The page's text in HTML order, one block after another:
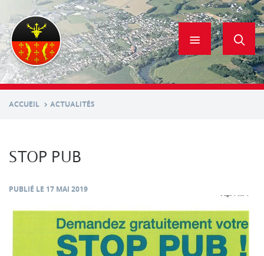
contenu
principal
ACCUEIL ACTUALITÉS
STOP PUB
PUBLIÉ LE 17 MAI 2019